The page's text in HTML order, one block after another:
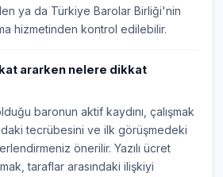
ya da Türkiye Barolar Birliği'nin
hizmetinden kontrol edilebilir.
ararken nelere dikkat
baronun aktif kaydını, çalışmak
tecrübesini ve ilk görüşmedeki
önerilir. Yazılı ücret
taraflar arasındaki ilişkiyi